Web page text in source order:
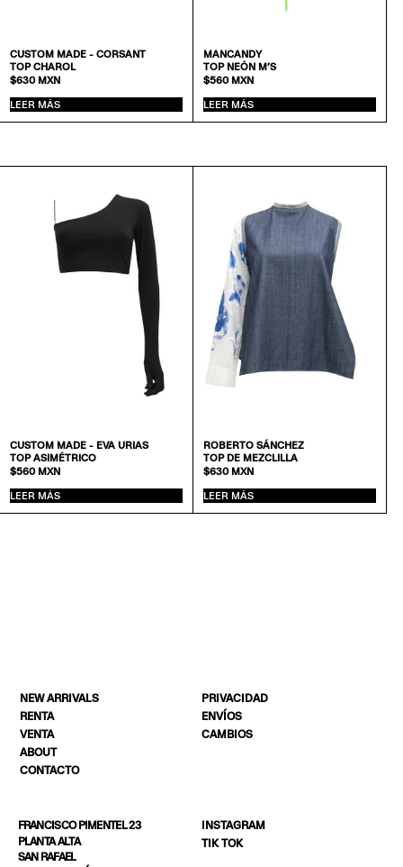
CUSTOM MADE - CORSANT
TOP CHAROL
$630MXN
LEER MÁS
MANCANDY
TOP NEÓN M’S
$560MXN
LEER MÁS
CUSTOM MADE - EVA URIAS
TOP ASIMÉTRICO
$560MXN
LEER MÁS
ROBERTO SÁNCHEZ
TOP DE MEZCLILLA
$630MXN
LEER MÁS
NEW ARRIVALS
RENTA
VENTA
ABOUT
CONTACTO
PRIVACIDAD
ENVÍOS
CAMBIOS
FRANCISCO PIMENTEL 23
PLANTA ALTA
SAN RAFAEL
INSTAGRAM
TIK TOK